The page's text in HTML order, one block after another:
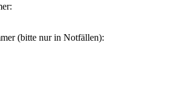
(bitte nur in Notfällen):